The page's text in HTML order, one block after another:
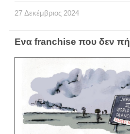
27 Δεκέμβριος 2024
Ενα franchise που δεν